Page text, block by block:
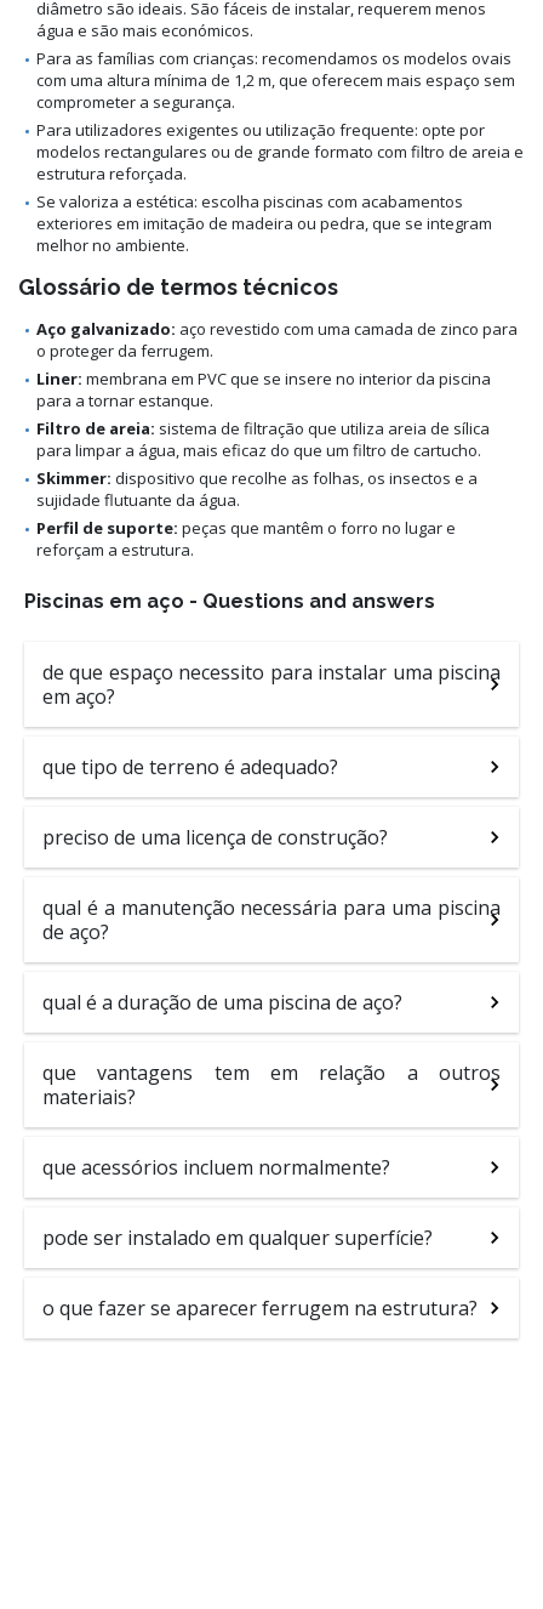
diâmetro são ideais. São fáceis de instalar, requerem menos
água e são mais económicos.
Para as famílias com crianças: recomendamos os modelos ovais
com uma altura mínima de 1,2 m, que oferecem mais espaço sem
comprometer a segurança.
Para utilizadores exigentes ou utilização frequente: opte por
modelos rectangulares ou de grande formato com filtro de areia e
estrutura reforçada.
Se valoriza a estética: escolha piscinas com acabamentos
exteriores em imitação de madeira ou pedra, que se integram
melhor no ambiente.
Glossário de termos técnicos
Aço galvanizado: aço revestido com uma camada de zinco para
o proteger da ferrugem.
Liner: membrana em PVC que se insere no interior da piscina
para a tornar estanque.
Filtro de areia: sistema de filtração que utiliza areia de sílica
para limpar a água, mais eficaz do que um filtro de cartucho.
Skimmer: dispositivo que recolhe as folhas, os insectos e a
sujidade flutuante da água.
Perfil de suporte: peças que mantêm o forro no lugar e
reforçam a estrutura.
Piscinas em aço - Questions and answers
de que espaço necessito para instalar uma piscina
em aço?
que tipo de terreno é adequado?
preciso de uma licença de construção?
qual é a manutenção necessária para uma piscina
de aço?
qual é a duração de uma piscina de aço?
que vantagens tem em relação a outros
materiais?
que acessórios incluem normalmente?
pode ser instalado em qualquer superfície?
o que fazer se aparecer ferrugem na estrutura?